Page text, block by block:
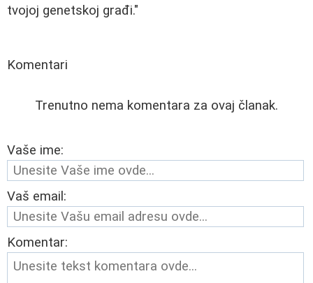
tvojoj genetskoj građi."
Komentari
Trenutno nema komentara za ovaj članak.
Vaše ime:
Vaš email:
Komentar: